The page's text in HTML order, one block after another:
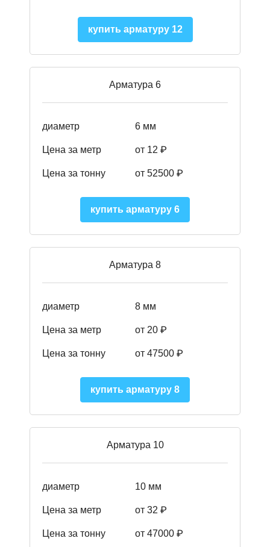
купить арматуру 12
Арматура 6
диаметр 6 мм
Цена за метр от 12 ₽
Цена за тонну от 52500 ₽
купить арматуру 6
Арматура 8
диаметр 8 мм
Цена за метр от 20 ₽
Цена за тонну от 47500 ₽
купить арматуру 8
Арматура 10
диаметр 10 мм
Цена за метр от 32 ₽
Цена за тонну от 47000 ₽